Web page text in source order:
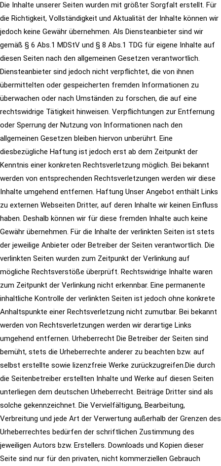
Die Inhalte unserer Seiten wurden mit größter Sorgfalt erstellt. Für
die Richtigkeit, Vollständigkeit und Aktualität der Inhalte können wir
jedoch keine Gewähr übernehmen. Als Diensteanbieter sind wir
gemäß § 6 Abs.1 MDStV und § 8 Abs.1 TDG für eigene Inhalte auf
diesen Seiten nach den allgemeinen Gesetzen verantwortlich.
Diensteanbieter sind jedoch nicht verpflichtet, die von ihnen
übermittelten oder gespeicherten fremden Informationen zu
überwachen oder nach Umständen zu forschen, die auf eine
rechtswidrige Tätigkeit hinweisen. Verpflichtungen zur Entfernung
oder Sperrung der Nutzung von Informationen nach den
allgemeinen Gesetzen bleiben hiervon unberührt. Eine
diesbezügliche Haftung ist jedoch erst ab dem Zeitpunkt der
Kenntnis einer konkreten Rechtsverletzung möglich. Bei bekannt
werden von entsprechenden Rechtsverletzungen werden wir diese
Inhalte umgehend entfernen. Haftung Unser Angebot enthält Links
zu externen Webseiten Dritter, auf deren Inhalte wir keinen Einfluss
haben. Deshalb können wir für diese fremden Inhalte auch keine
Gewähr übernehmen. Für die Inhalte der verlinkten Seiten ist stets
der jeweilige Anbieter oder Betreiber der Seiten verantwortlich. Die
verlinkten Seiten wurden zum Zeitpunkt der Verlinkung auf
mögliche Rechtsverstöße überprüft. Rechtswidrige Inhalte waren
zum Zeitpunkt der Verlinkung nicht erkennbar. Eine permanente
inhaltliche Kontrolle der verlinkten Seiten ist jedoch ohne konkrete
Anhaltspunkte einer Rechtsverletzung nicht zumutbar. Bei bekannt
werden von Rechtsverletzungen werden wir derartige Links
umgehend entfernen. Urheberrecht Die Betreiber der Seiten sind
bemüht, stets die Urheberrechte anderer zu beachten bzw. auf
selbst erstellte sowie lizenzfreie Werke zurückzugreifen.Die durch
die Seitenbetreiber erstellten Inhalte und Werke auf diesen Seiten
unterliegen dem deutschen Urheberrecht. Beiträge Dritter sind als
solche gekennzeichnet. Die Vervielfältigung, Bearbeitung,
Verbreitung und jede Art der Verwertung außerhalb der Grenzen des
Urheberrechtes bedürfen der schriftlichen Zustimmung des
jeweiligen Autors bzw. Erstellers. Downloads und Kopien dieser
Seite sind nur für den privaten, nicht kommerziellen Gebrauch